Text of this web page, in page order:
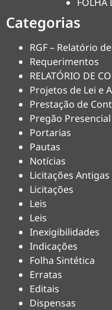
Categorias
RGF – Relatório
Requerimentos
RELATÓRIO DE
Projetos de Lei e
Prestação de
Pregão Presencial
Portarias
Pautas
Notícias
Licitações Antigas
Licitações
Leis
Leis
Inexigibilidades
Indicações
Folha Sintética
Erratas
Editais
Dispensas